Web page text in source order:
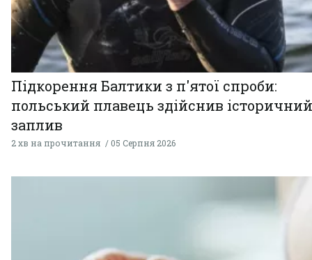
Підкорення Балтики з п'ятої спроби:
польський плавець здійснив історичний
заплив
2 хв на прочитання 05 Серпня 2026